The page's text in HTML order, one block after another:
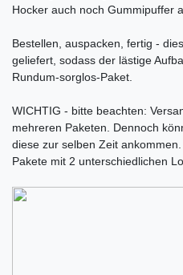
Hocker auch noch Gummipuffer
Bestellen, auspacken, fertig -
geliefert, sodass der lästige
Rundum-sorglos-Paket.
WICHTIG - bitte beachten:
mehreren Paketen. Dennoch
diese zur selben Zeit
Pakete mit 2 unterschiedlichen